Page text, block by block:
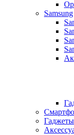
Samsung
Гаджеты